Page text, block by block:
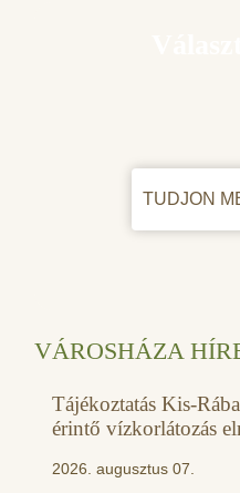
TUDJON
VÁROSHÁZA
Tájékoztatás Kis-
érintő vízkorlátozás
2026. augusztus 07.